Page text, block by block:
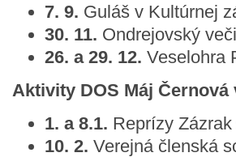
7. 9. Guláš v Kultúrnej
30. 11. Ondrejovský
26. a 29. 12. Veselohra
Aktivity DOS Máj Černová
1. a 8.1. Reprízy
10. 2. Verejná členská